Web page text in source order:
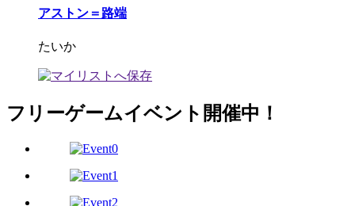
アストン＝路端
たいか
フリーゲームイベント開催中！